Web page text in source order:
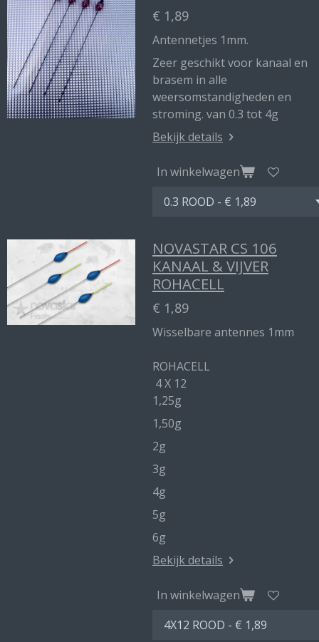
€ 1,89
Antennetjes 1mm.
Zeer geschikt voor kanaal en
brasem in alle
weersomstandigheden en
stroming. van 0.3 tot 4g
Bekijk details
In winkelwagen
NOVASTAR CS 106
KANAAL & VIJVER
ROHACELL
€ 1,89
Wisselbare antennes 1mm
ROHACELL
4 X 12
1,25g
1,50g
2g
3g
4g
5g
6g
Bekijk details
In winkelwagen